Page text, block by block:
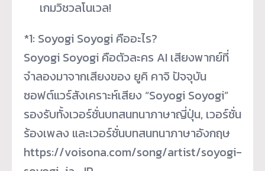
เกมวิชวลโนเวล!
*1: Soyogi Soyogi คืออะไร?
Soyogi Soyogi คือตัวละคร AI เสียงพากย์ที่
จำลองมาจากเสียงของ ยูคิ คาจิ ปัจจุบัน
ซอฟต์แวร์สังเคราะห์เสียง “Soyogi Soyogi”
รองรับทั้งเวอร์ชั่นบทสนทนาภาษาญี่ปุ่น, เวอร์ชั่น
ร้องเพลง และเวอร์ชั่นบทสนทนาภาษาอังกฤษ
https://voisona.com/song/artist/soyogi-